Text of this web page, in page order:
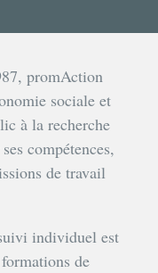
promAction
sociale et
à la recherche
compétences,
de travail
individuel est
de